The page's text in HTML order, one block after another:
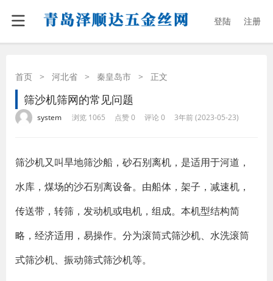
登陆 注册
首页 > 河北省 > 秦皇岛市 > 正文
筛沙机筛网的常见问题
system 浏览 1065 点赞 0 评论 0 3年前 (2023-05-23)
筛沙机又叫旱地筛沙船，砂石别离机，是适用于河道，
水库，煤场的沙石别离设备。由船体，架子，减速机，
传送带，转筛，发动机或电机，组成。本机型结构简
略，经济适用，易操作。分为滚筒式筛沙机、水洗滚筒
式筛沙机、振动筛式筛沙机等。